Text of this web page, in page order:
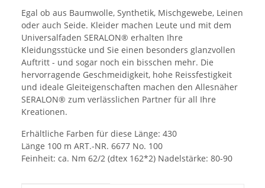
Egal ob aus Baumwolle, Synthetik, Mischgewebe, Leinen
oder auch Seide. Kleider machen Leute und mit dem
Universalfaden SERALON® erhalten Ihre
Kleidungsstücke und Sie einen besonders glanzvollen
Auftritt - und sogar noch ein bisschen mehr. Die
hervorragende Geschmeidigkeit, hohe Reissfestigkeit
und ideale Gleiteigenschaften machen den Allesnäher
SERALON® zum verlässlichen Partner für all Ihre
Kreationen.
Erhältliche Farben für diese Länge: 430
Länge 100 m ART.-NR. 6677 No. 100
Feinheit: ca. Nm 62/2 (dtex 162*2) Nadelstärke: 80-90